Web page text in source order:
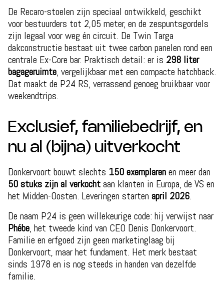
De Recaro-stoelen zijn speciaal ontwikkeld, geschikt
voor bestuurders tot 2,05 meter, en de zespuntsgordels
zijn legaal voor weg én circuit. De Twin Targa
dakconstructie bestaat uit twee carbon panelen rond een
centrale Ex-Core bar. Praktisch detail: er is 298 liter
bagageruimte, vergelijkbaar met een compacte hatchback.
Dat maakt de P24 RS, verrassend genoeg bruikbaar voor
weekendtrips.
Exclusief, familiebedrijf, en
nu al (bijna) uitverkocht
Donkervoort bouwt slechts 150 exemplarenen meer dan
50 stuks zijn al verkochtaan klanten in Europa, de VS en
het Midden-Oosten. Leveringen starten april 2026.
De naam P24 is geen willekeurige code: hij verwijst naar
Phébe, het tweede kind van CEO Denis Donkervoort.
Familie en erfgoed zijn geen marketinglaag bij
Donkervoort, maar het fundament. Het merk bestaat
sinds 1978 en is nog steeds in handen van dezelfde
familie.